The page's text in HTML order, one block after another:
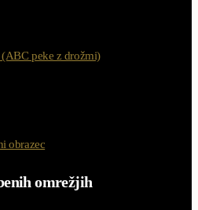
peke z drožmi)
obrazec
omrežjih